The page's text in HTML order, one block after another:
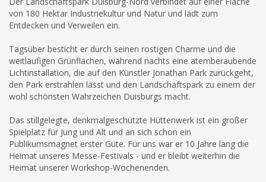
von 180 Hektar Industriekultur und Natur und lädt zum
Entdecken und Verweilen ein.
Tagsüber besticht er durch seinen rostigen Charme und die
weitläufigen Grünflächen, während nachts eine atemberaubende
Lichtinstallation, die auf den Künstler Jonathan Park zurückgeht,
den Park erstrahlen lässt und den Landschaftspark zu einem der
wohl schönsten Wahrzeichen Duisburgs macht.
Das stillgelegte, denkmalgeschützte Hüttenwerk ist ein großer
Spielplatz für Jung und Alt und an sich schon ein
Publikumsmagnet erster Güte. Für uns war er 10 Jahre lang die
Heimat unseres Messe-Festivals - und er bleibt weiterhin die
Heimat unserer Workshop-Wochenenden.